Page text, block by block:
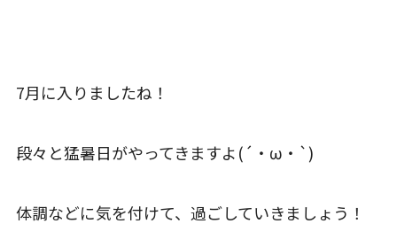
7月に入りましたね！
段々と猛暑日がやってきますよ(´・ω・`)
体調などに気を付けて、過ごしていきましょう！